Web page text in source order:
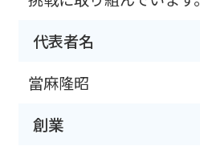
代表者名
當麻隆昭
創業